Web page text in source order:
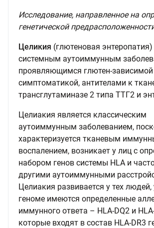
Исследование, направленное на
генетической
Целикия (глютеновая
системным аутоиммунным
проявляющимся глютен-зависимой
симптоматикой, антителами к
трансглутаминазе 2 типа ТТГ2 и
Целиакия является классическим
аутоиммунным заболеванием,
характеризуется тканевым
воспалением, возникает у лиц с
набором генов системы HLA и
другими аутоиммунными
Целиакия развивается у тех
геноме имеются определенные
иммунного ответа – HLA-DQ2 и
которые входят в состав HLA-DR3